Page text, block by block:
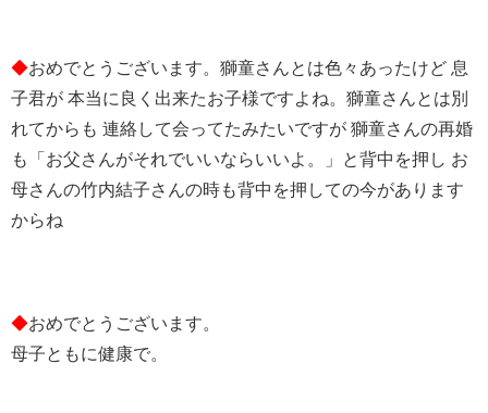
◆おめでとうございます。獅童さんとは色々あったけど 息
子君が 本当に良く出来たお子様ですよね。獅童さんとは別
れてからも 連絡して会ってたみたいですが 獅童さんの再婚
も「お父さんがそれでいいならいいよ。」と背中を押し お
母さんの竹内結子さんの時も背中を押しての今があります
からね
◆おめでとうございます。
母子ともに健康で。